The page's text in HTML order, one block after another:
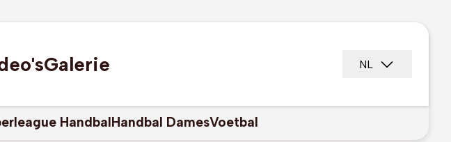
Galerie NL
HandbalHandbal DamesVoetbal